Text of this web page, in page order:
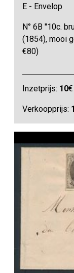
E - Envelop
N° 6B "10c.
(1854), mooi
€80)
Inzetprijs: 10€
Verkoopprijs: